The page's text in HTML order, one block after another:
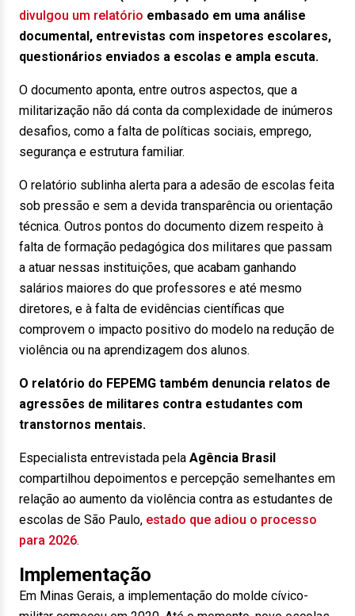
divulgou um relatório embasado em uma análise
documental, entrevistas com inspetores escolares,
questionários enviados a escolas e ampla escuta.
O documento aponta, entre outros aspectos, que a
militarização não dá conta da complexidade de inúmeros
desafios, como a falta de políticas sociais, emprego,
segurança e estrutura familiar.
O relatório sublinha alerta para a adesão de escolas feita
sob pressão e sem a devida transparência ou orientação
técnica. Outros pontos do documento dizem respeito à
falta de formação pedagógica dos militares que passam
a atuar nessas instituições, que acabam ganhando
salários maiores do que professores e até mesmo
diretores, e à falta de evidências científicas que
comprovem o impacto positivo do modelo na redução de
violência ou na aprendizagem dos alunos.
O relatório do FEPEMG também denuncia relatos de
agressões de militares contra estudantes com
transtornos mentais.
Especialista entrevistada pela Agência Brasil
compartilhou depoimentos e percepção semelhantes em
relação ao aumento da violência contra as estudantes de
escolas de São Paulo, estado que adiou o processo
para 2026.
Implementação
Em Minas Gerais, a implementação do molde cívico-